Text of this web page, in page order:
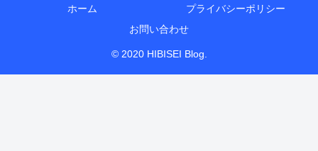
ホーム
プライバシーポリシー
お問い合わせ
© 2020 HIBISEI Blog.